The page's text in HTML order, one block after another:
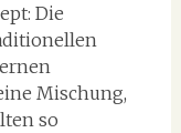
Die
Mischung,
so